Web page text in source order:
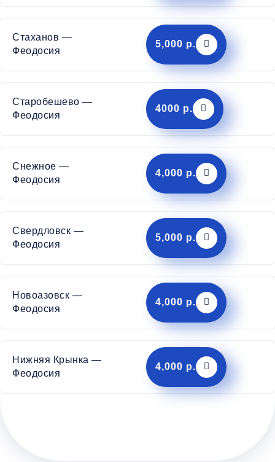
Стаханов —
Феодосия
5,000 р.
Старобешево —
Феодосия
4000 р.
Снежное —
Феодосия
4,000 р.
Свердловск —
Феодосия
5,000 р.
Новоазовск —
Феодосия
4,000 р.
Нижняя Крынка —
Феодосия
4,000 р.